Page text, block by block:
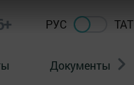
РУС ТАТ
Документы